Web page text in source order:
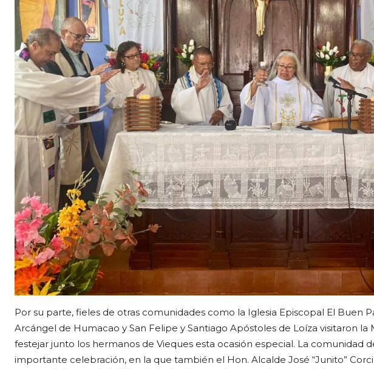
Por su parte, fieles de otras comunidades como la Iglesia Episcopal El Buen
Arcángel de Humacao y San Felipe y Santiago Apóstoles de Loíza visitaron la
festejar junto los hermanos de Vieques esta ocasión especial. La comunidad
importante celebración, en la que también el Hon. Alcalde José “Junito”